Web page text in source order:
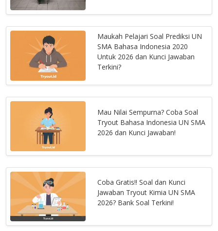
Maukah Pelajari Soal Prediksi UN
SMA Bahasa Indonesia 2020
Untuk 2026 dan Kunci Jawaban
Terkini?
Mau Nilai Sempurna? Coba Soal
Tryout Bahasa Indonesia UN SMA
2026 dan Kunci Jawaban!
Coba Gratis!! Soal dan Kunci
Jawaban Tryout Kimia UN SMA
2026? Bank Soal Terkini!